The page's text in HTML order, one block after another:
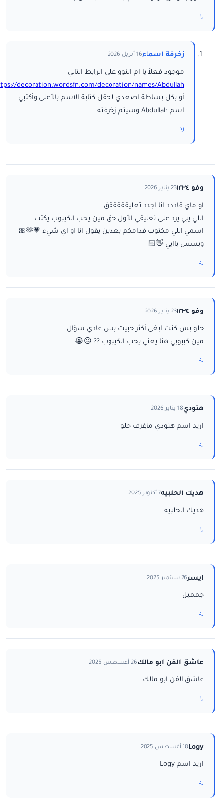
رد
زخرفة اسماء16 أبريل 2026
موجود فعلاً يا ام النوو على الرابط التالي
decoration.wordsfn.com/decoration/names/Abdullah/
أو بكل بساطة اصعدي لحقل كتابة الاسم بالأعلى وأكتبي
اسم Abdullah وسيتم زخرفته
رد
وفو ١٢٣٤ 23 يناير 2026
او ماي قاددد انا اجدد تعليقققققق
اللي يبي يرد على تعليقي الأول حق مين يحب الكيبوب يكتب
اسمي اللي مكتوب قدامكم بعدين يقول انا او اي شيء 💗🫶🎀
وبسس باايي 👋🏻
رد
وفو ١٢٣٤ 23 يناير 2026
حلو بس كنت ابغى أكثر حبيت بس عادي سؤال
مين كيبوبي هنا يعني يحب الكيبوب ?? 😖😭
رد
هنودي18 يناير 2026
اريد اسم هنودي مزغرف حلو
رد
هديك الحلبيه7 أكتوبر 2025
هديك الحلبيه
رد
ايسر26 سبتمبر 2025
جمميل
رد
عاشق الفن ابو مالك26 أغسطس 2025
عاشق الفن ابو مالك
رد
Logy18 أغسطس 2025
اريد اسم Logy
رد